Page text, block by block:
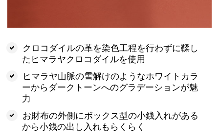
クロコダイルの革を染色工程を行わずに鞣し
たヒマラヤクロコダイルを使用
ヒマラヤ山脈の雪解けのようなホワイトカラ
ーからダークトーンへのグラデーションが魅
力
お財布の外側にボックス型の小銭入れがある
から小銭の出し入れもらくらく